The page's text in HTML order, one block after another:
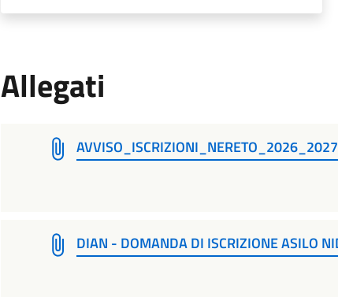
Allegati
AVVISO_ISCRIZIONI_NERETO_2026_2027
DIAN - DOMANDA DI ISCRIZIONE ASILO